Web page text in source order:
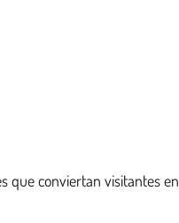
que conviertan visitantes